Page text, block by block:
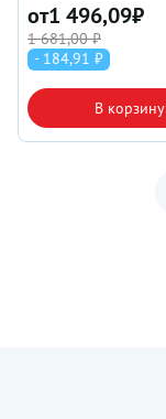
от1 496,09₽
1 681,00 ₽
- 184,91 ₽
В корзину